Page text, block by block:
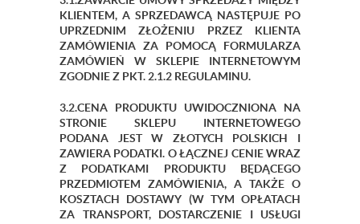
KLIENTEM, A SPRZEDAWCĄ NASTĘPUJE PO
UPRZEDNIM ZŁOŻENIU PRZEZ KLIENTA
ZAMÓWIENIA ZA POMOCĄ FORMULARZA
ZAMÓWIEŃ W SKLEPIE INTERNETOWYM
ZGODNIE Z PKT. 2.1.2 REGULAMINU.
3.2.CENA PRODUKTU UWIDOCZNIONA NA
STRONIE SKLEPU INTERNETOWEGO
PODANA JEST W ZŁOTYCH POLSKICH I
ZAWIERA PODATKI. O ŁĄCZNEJ CENIE WRAZ
Z PODATKAMI PRODUKTU BĘDĄCEGO
PRZEDMIOTEM ZAMÓWIENIA, A TAKŻE O
KOSZTACH DOSTAWY (W TYM OPŁATACH
ZA TRANSPORT, DOSTARCZENIE I USŁUGI